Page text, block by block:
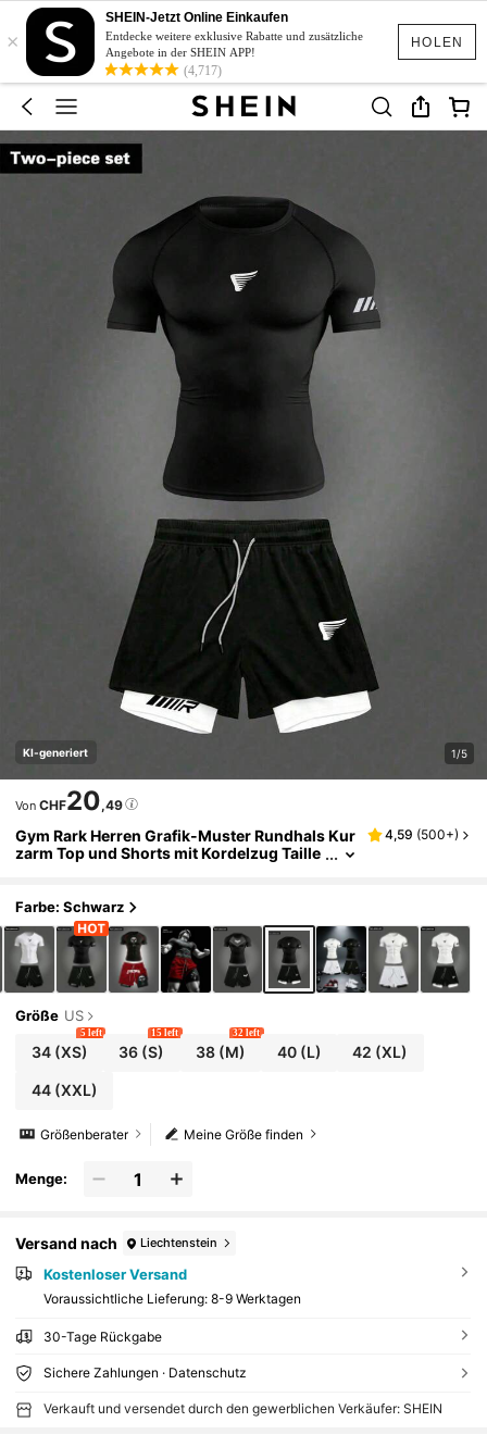
HOLEN
×
SHEIN-Jetzt Online Einkaufen
Entdecke weitere exklusive Rabatte und zusätzliche
Angebote in der SHEIN APP!
(4,717)
KI-generiert 1/5
Von CHF20,49
Gym Rark Herren Grafik-Muster Rundhals Kur
zarm Top und Shorts mit Kordelzug Taille
4,59 (500+)
Farbe: Schwarz
Größe US
34(XS)
5 left
36 (S)
15 left
38(M)
32 left
40(L) 42 (XL)
44(XXL)
Meine Größe finden
Größenberater
Menge:
Versand nach Liechtenstein
Kostenloser Versand
Voraussichtliche Lieferung: 8-9 Werktagen
30-Tage Rückgabe
Sichere Zahlungen · Datenschutz
Verkauft und versendet durch den gewerblichen Verkäufer: SHEIN